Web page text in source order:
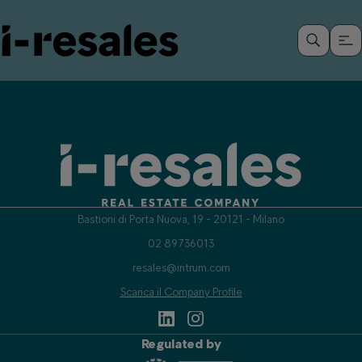
Bastioni di Porta Nuova, 19 - 20121 - Milano
02 89736013
resales@intrum.com
Scarica il Company Profile
Regulated by